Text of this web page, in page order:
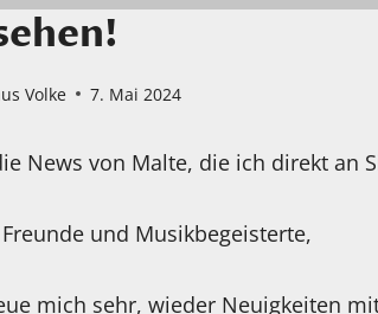
Volke 7. Mai 2024
News von Malte, die ich direkt an
und Musikbegeisterte,
mich sehr, wieder Neuigkeiten